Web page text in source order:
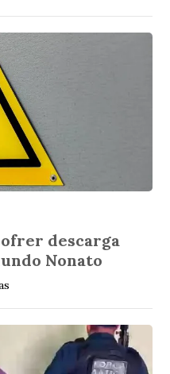
descarga
Nonato